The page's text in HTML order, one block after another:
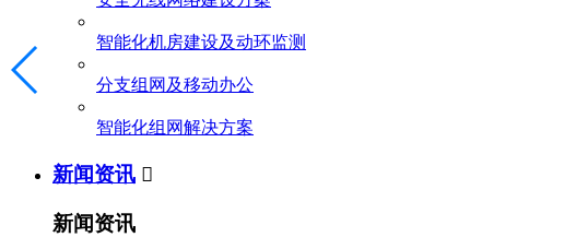
智能化机房建设及动环监测
分支组网及移动办公
智能化组网解决方案
新闻资讯 
新闻资讯